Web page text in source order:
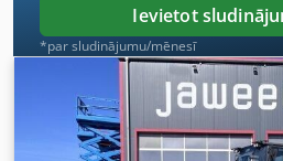
Ievietot
*par sludinājumu/mēnesī